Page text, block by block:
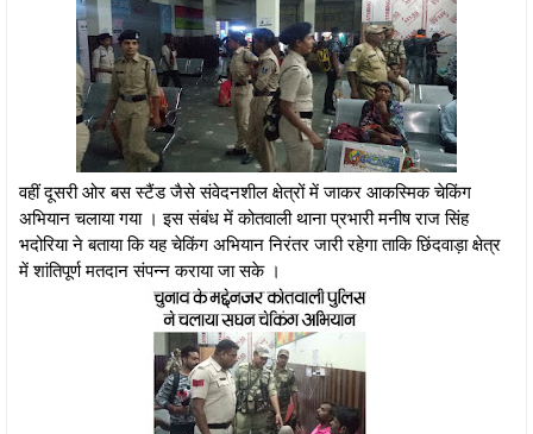
वहीं दूसरी ओर बस स्टैंड जैसे संवेदनशील क्षेत्रों में जाकर आकस्मिक चेकिंग
अभियान चलाया गया । इस संबंध में कोतवाली थाना प्रभारी मनीष राज सिंह
भदोरिया ने बताया कि यह चेकिंग अभियान निरंतर जारी रहेगा ताकि छिंदवाड़ा क्षेत्र
में शांतिपूर्ण मतदान संपन्न कराया जा सके ।